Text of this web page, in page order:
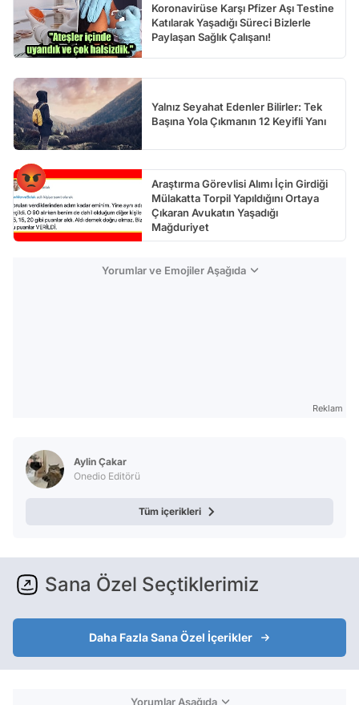
Koronavirüse Karşı Pfizer Aşı Testine
Katılarak Yaşadığı Süreci Bizlerle
Paylaşan Sağlık Çalışanı!
Yalnız Seyahat Edenler Bilirler: Tek
Başına Yola Çıkmanın 12 Keyifli Yanı
Araştırma Görevlisi Alımı İçin Girdiği
Mülakatta Torpil Yapıldığını Ortaya
Çıkaran Avukatın Yaşadığı
Mağduriyet
Yorumlar ve Emojiler Aşağıda
Reklam
Aylin Çakar
Onedio Editörü
Tüm içerikleri
Sana Özel Seçtiklerimiz
Daha Fazla Sana Özel İçerikler
Yorumlar Aşağıda